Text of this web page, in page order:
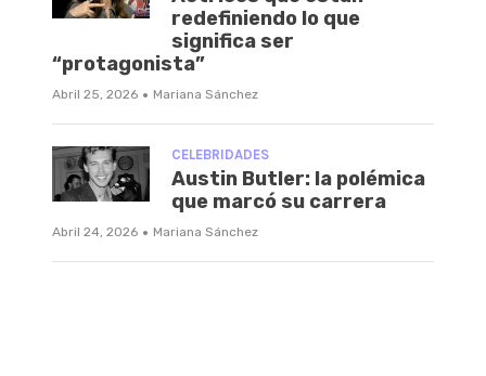
redefiniendo lo que
significa ser
“protagonista”
Abril 25, 2026 · Mariana Sánchez
CELEBRIDADES
Austin Butler: la polémica
que marcó su carrera
Abril 24, 2026 · Mariana Sánchez